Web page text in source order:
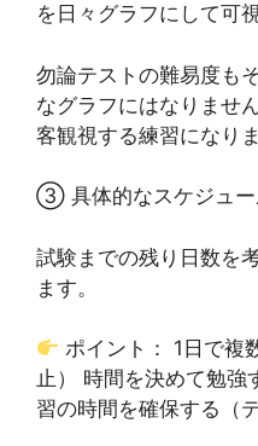
を日々グラフにして可
勿論テストの難易度も
なグラフにはなりませ
客観視する練習になりま
③ 具体的なスケジュー
試験までの残り日数を
ます。
ポイント： 1日で複
止） 時間を決めて勉強
習の時間を確保する（